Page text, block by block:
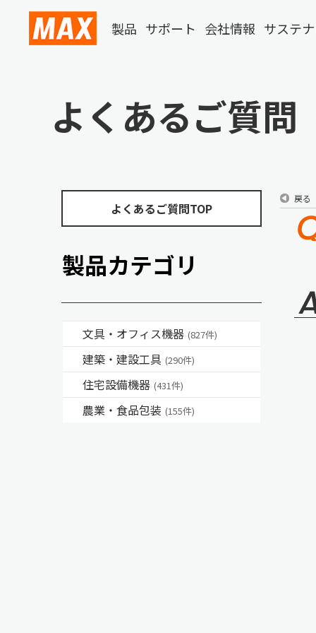
製品 サポート 会社情報 サステ
よくあるご質問
よくあるご質問TOP
製品カテゴリ
文具・オフィス機器 (827件)
建築・建設工具 (290件)
住宅設備機器 (431件)
農業・食品包装 (155件)
戻る